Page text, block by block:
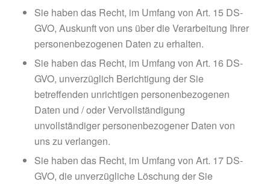
Sie haben das Recht, im Umfang von Art. 15 DS-
GVO, Auskunft von uns über die Verarbeitung Ihrer
personenbezogenen Daten zu erhalten.
Sie haben das Recht, im Umfang von Art. 16 DS-
GVO, unverzüglich Berichtigung der Sie
betreffenden unrichtigen personenbezogenen
Daten und / oder Vervollständigung
unvollständiger personenbezogener Daten von
uns zu verlangen.
Sie haben das Recht, im Umfang von Art. 17 DS-
GVO, die unverzügliche Löschung der Sie